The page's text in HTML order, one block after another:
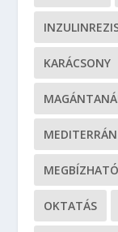
KARÁCSONY
OKTATÁS